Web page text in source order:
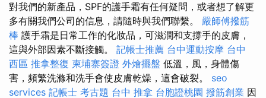
對我們的新產品，SPF的護手霜有任何疑問，或者想了解更
多有關我們公司的信息，請隨時與我們聯繫。 嚴師傅撥筋
棒 護手霜是日常工作的化妝品，可滋潤和支撐手的皮膚，
這與外部因素不斷接觸。 記帳士推薦 台中運動按摩 台中
西區 推拿整復 柬埔寨簽證 外燴擺盤 低溫，風，身體傷
害，頻繁洗滌和洗手會使皮膚乾燥，這會破裂。 seo
services 記帳士 考古題 台中 推拿 台胞證桃園 撥筋創業 因